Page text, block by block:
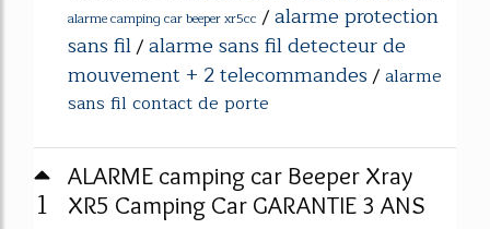
alarme camping car beeper xr5cc /alarme protection
sans fil/alarme sans fil detecteur de
mouvement + 2 telecommandes/alarme
sans fil contact de porte
1
ALARME camping car Beeper Xray
XR5 Camping Car GARANTIE 3 ANS